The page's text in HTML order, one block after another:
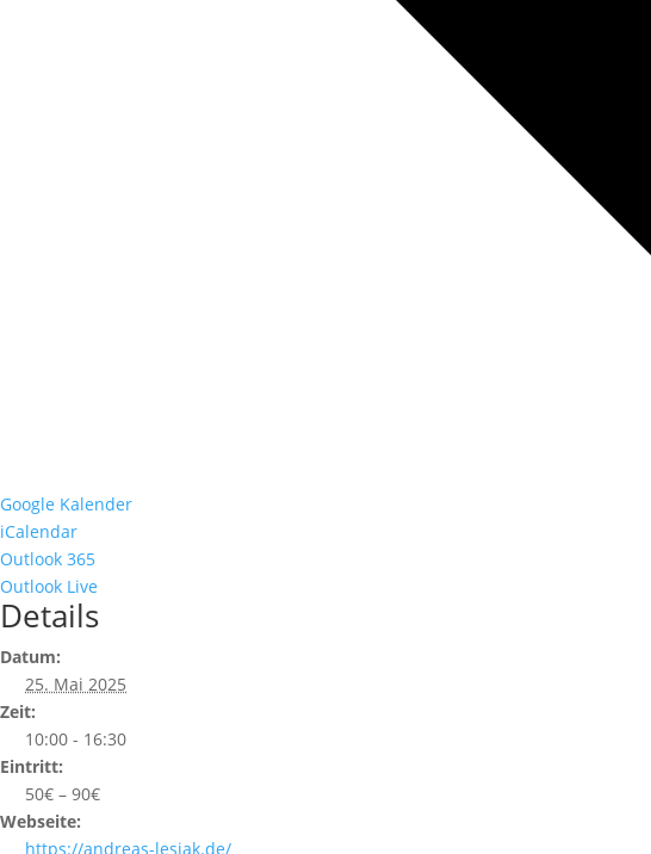
Google Kalender
iCalendar
Outlook 365
Outlook Live
Details
Datum:
25. Mai 2025
Zeit:
10:00 - 16:30
Eintritt:
50€ – 90€
Webseite:
https://andreas-lesjak.de/